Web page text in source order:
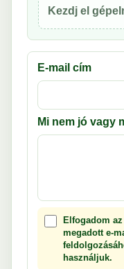
Kezdj el
E-mail cím
Mi nem jó vagy
Elfogadom
megadott e-
használjuk.